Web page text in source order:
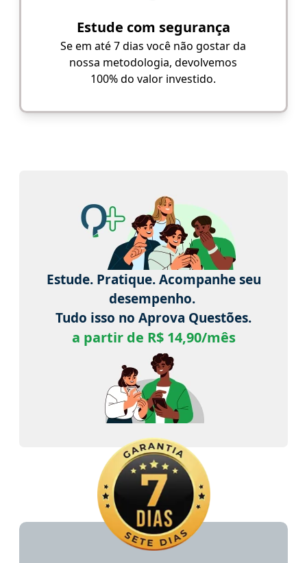
Estude com segurança
Se em até 7 dias você não gostar da
nossa metodologia, devolvemos
100% do valor investido.
Estude. Pratique. Acompanhe seu
desempenho.
Tudo isso no Aprova Questões.
a partir de R$ 14,90/mês